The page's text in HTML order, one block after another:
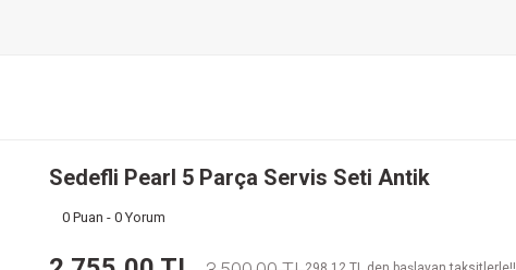
Sedefli Pearl 5 Parça Servis Seti Antik
0 Puan - 0 Yorum